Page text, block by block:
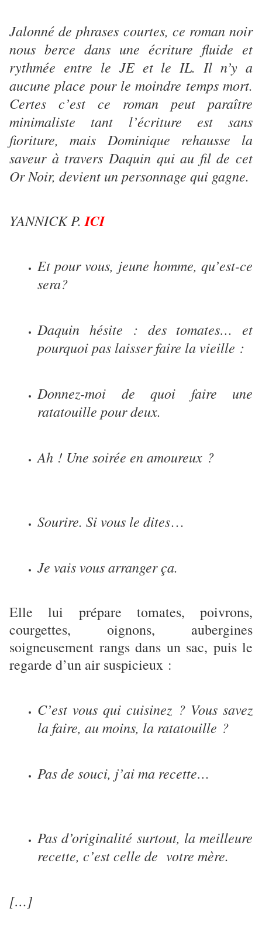
Jalonné de phrases courtes, ce roman noir
nous berce dans une écriture fluide et
rythmée entre le JE et le IL. Il n’y a
aucune place pour le moindre temps mort.
Certes c’est ce roman peut paraître
minimaliste tant l’écriture est sans
fioriture, mais Dominique rehausse la
saveur à travers Daquin qui au fil de cet
Or Noir, devient un personnage qui gagne.
YANNICK P. ICI
Et pour vous, jeune homme, qu’est-ce
sera?
Daquin hésite : des tomates… et
pourquoi pas laisser faire la vieille :
Donnez-moi de quoi faire une
ratatouille pour deux.
Ah ! Une soirée en amoureux ?
Sourire. Si vous le dites…
Je vais vous arranger ça.
Elle lui prépare tomates, poivrons,
courgettes, oignons, aubergines
soigneusement rangs dans un sac, puis le
regarde d’un air suspicieux :
C’est vous qui cuisinez ? Vous savez
la faire, au moins, la ratatouille ?
Pas de souci, j’ai ma recette…
Pas d’originalité surtout, la meilleure
recette, c’est celle de votre mère.
[…]